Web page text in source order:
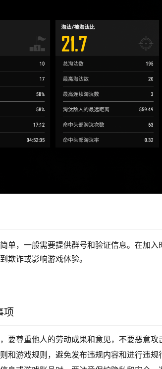
单，一般需要提供群号和验证信息。在加
欺诈或影响游戏体验。
项
要尊重他人的劳动成果和意见，不要恶意攻
和游戏规则，避免发布违规内容和进行违规